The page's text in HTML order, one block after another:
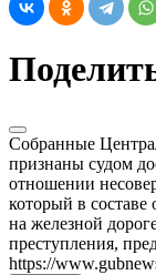
Собранные
признаны судом
отношении
который в
на железной
преступления,
https://